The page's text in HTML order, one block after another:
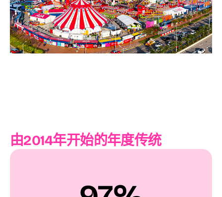
由2014年开始的年度传统